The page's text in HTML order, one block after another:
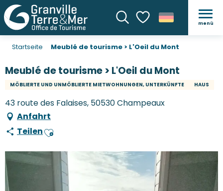
SucheVoir les favoris
menü
Startseite Meublé de tourisme > L'Oeil du Mont
Meublé de tourisme > L'Oeil du Mont
MÖBLIERTE UND UNMÖBLIERTE MIETWOHNUNGEN, UNTERKÜNFTE HAUS
43 route des Falaises, 50530 Champeaux
Anfahrt
TeilenAjouter aux favoris